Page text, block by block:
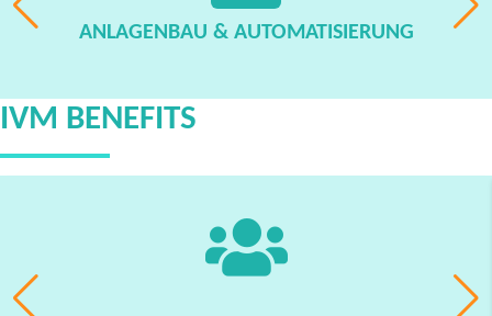
ANLAGENBAU & AUTOMATISIERUNG
IVM BENEFITS